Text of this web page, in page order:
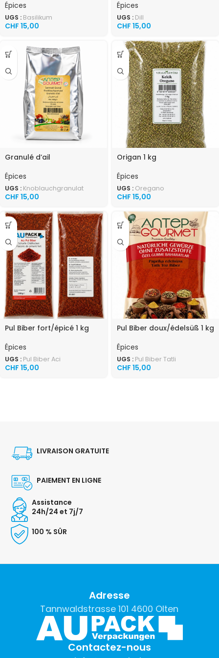
Épices
UGS : Basilikum
CHF 15,00
Épices
UGS : Dill
CHF 15,00
Granulé d’ail
Épices
UGS : Knoblauchgranulat
CHF 15,00
Origan 1 kg
Épices
UGS : Oregano
CHF 15,00
Pul Biber fort/épicé 1 kg
Épices
UGS : Pul Biber Aci
CHF 15,00
Pul Biber doux/édelsüß 1 kg
Épices
UGS : Pul Biber Tatli
CHF 15,00
LIVRAISON GRATUITE
PAIEMENT EN LIGNE
Assistance
24h/24 et 7j/7
100 % SÛR
Adresse
Tannwaldstrasse 101 4600 Olten
Contactez-nous